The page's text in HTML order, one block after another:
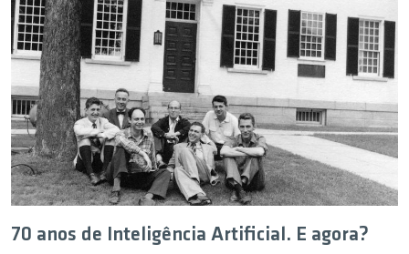
70 anos de Inteligência Artificial. E agora?